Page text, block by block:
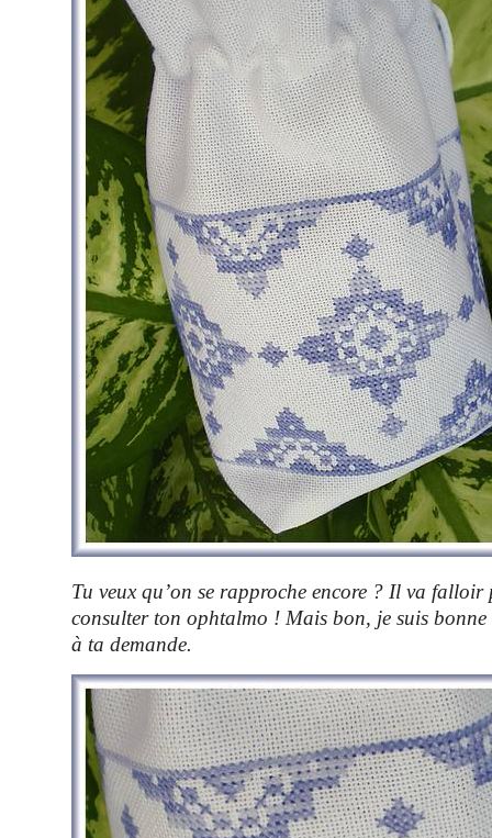
Tu veux qu’on se rapproche encore ? Il va falloir
consulter ton ophtalmo ! Mais bon, je suis bonne
à ta demande.